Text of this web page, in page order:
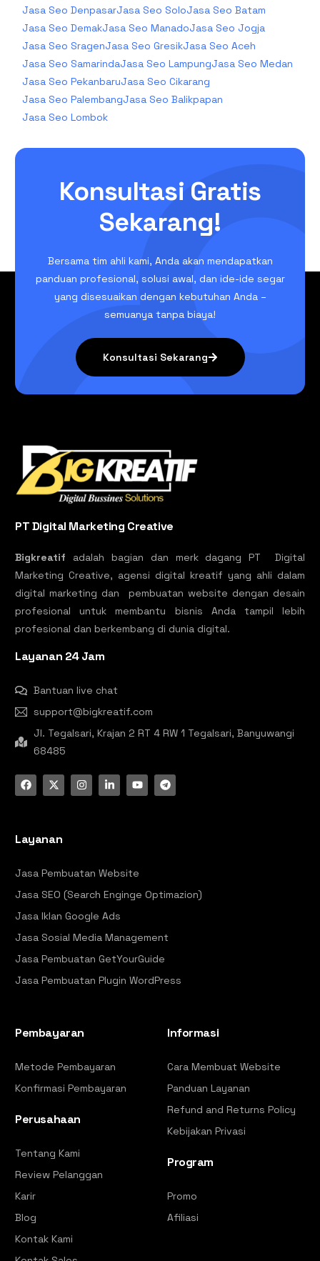
Jasa Seo DenpasarJasa Seo SoloJasa Seo Batam
Jasa Seo DemakJasa Seo ManadoJasa Seo Jogja
Jasa Seo SragenJasa Seo GresikJasa Seo Aceh
Jasa Seo SamarindaJasa Seo LampungJasa Seo Medan
Jasa Seo PekanbaruJasa Seo Cikarang
Jasa Seo PalembangJasa Seo Balikpapan
Jasa Seo Lombok
Konsultasi Gratis
Sekarang!
Bersama tim ahli kami, Anda akan mendapatkan
panduan profesional, solusi awal, dan ide-ide segar
yang disesuaikan dengan kebutuhan Anda –
semuanya tanpa biaya!
Konsultasi Sekarang
PT Digital Marketing Creative
Bigkreatif adalah bagian dan merk dagang PT Digital
Marketing Creative, agensi digital kreatif yang ahli dalam
digital marketing dan pembuatan website dengan desain
profesional untuk membantu bisnis Anda tampil lebih
profesional dan berkembang di dunia digital.
Layanan 24 Jam
Bantuan live chat
support@bigkreatif.com
Jl. Tegalsari, Krajan 2 RT 4 RW 1 Tegalsari, Banyuwangi
68485
Layanan
Jasa Pembuatan Website
Jasa SEO (Search Enginge Optimazion)
Jasa Iklan Google Ads
Jasa Sosial Media Management
Jasa Pembuatan GetYourGuide
Jasa Pembuatan Plugin WordPress
Pembayaran
Metode Pembayaran
Konfirmasi Pembayaran
Perusahaan
Tentang Kami
Review Pelanggan
Karir
Blog
Kontak Kami
Informasi
Cara Membuat Website
Panduan Layanan
Refund and Returns Policy
Kebijakan Privasi
Program
Promo
Afiliasi